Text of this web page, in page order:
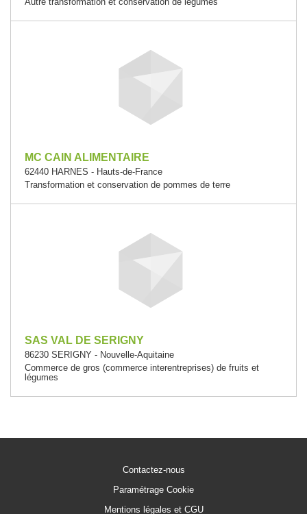
MC CAIN ALIMENTAIRE
62440 HARNES - Hauts-de-France
Transformation et conservation de pommes de terre
SAS VAL DE SERIGNY
86230 SERIGNY - Nouvelle-Aquitaine
Commerce de gros (commerce interentreprises) de fruits et
légumes
Contactez-nous
Paramétrage Cookie
Mentions légales et CGU